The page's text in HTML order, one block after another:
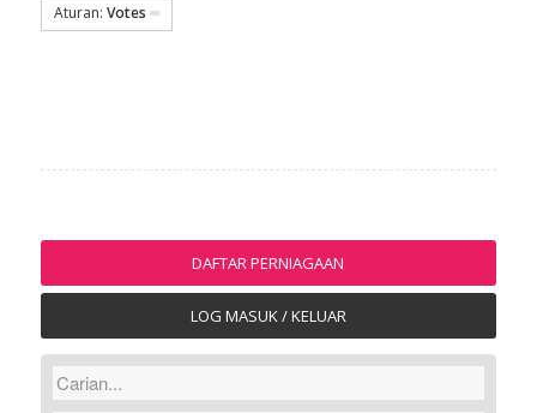
Aturan: Votes
DAFTAR PERNIAGAAN
LOG MASUK / KELUAR